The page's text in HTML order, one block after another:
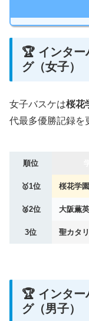
🏆 インター
グ（女子）
女子バスケは桜花
代最多優勝記録を
順位
🥇1位 桜花学園
🥈2位 大阪薫
3位 聖カタ
🏆 インター
グ（男子）